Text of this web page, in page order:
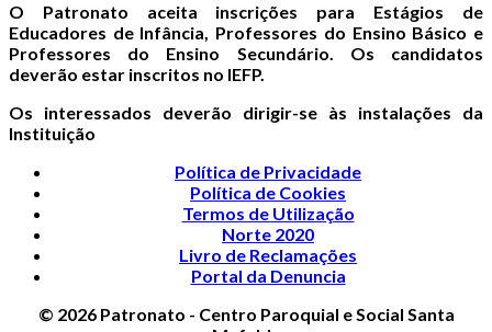
O Patronato aceita inscrições para Estágios de
Educadores de Infância, Professores do Ensino Básico e
Professores do Ensino Secundário. Os candidatos
deverão estar inscritos no IEFP.
Os interessados deverão dirigir-se às instalações da
Instituição
Política de Privacidade
Política de Cookies
Termos de Utilização
Norte 2020
Livro de Reclamações
Portal da Denuncia
© 2026 Patronato - Centro Paroquial e Social Santa